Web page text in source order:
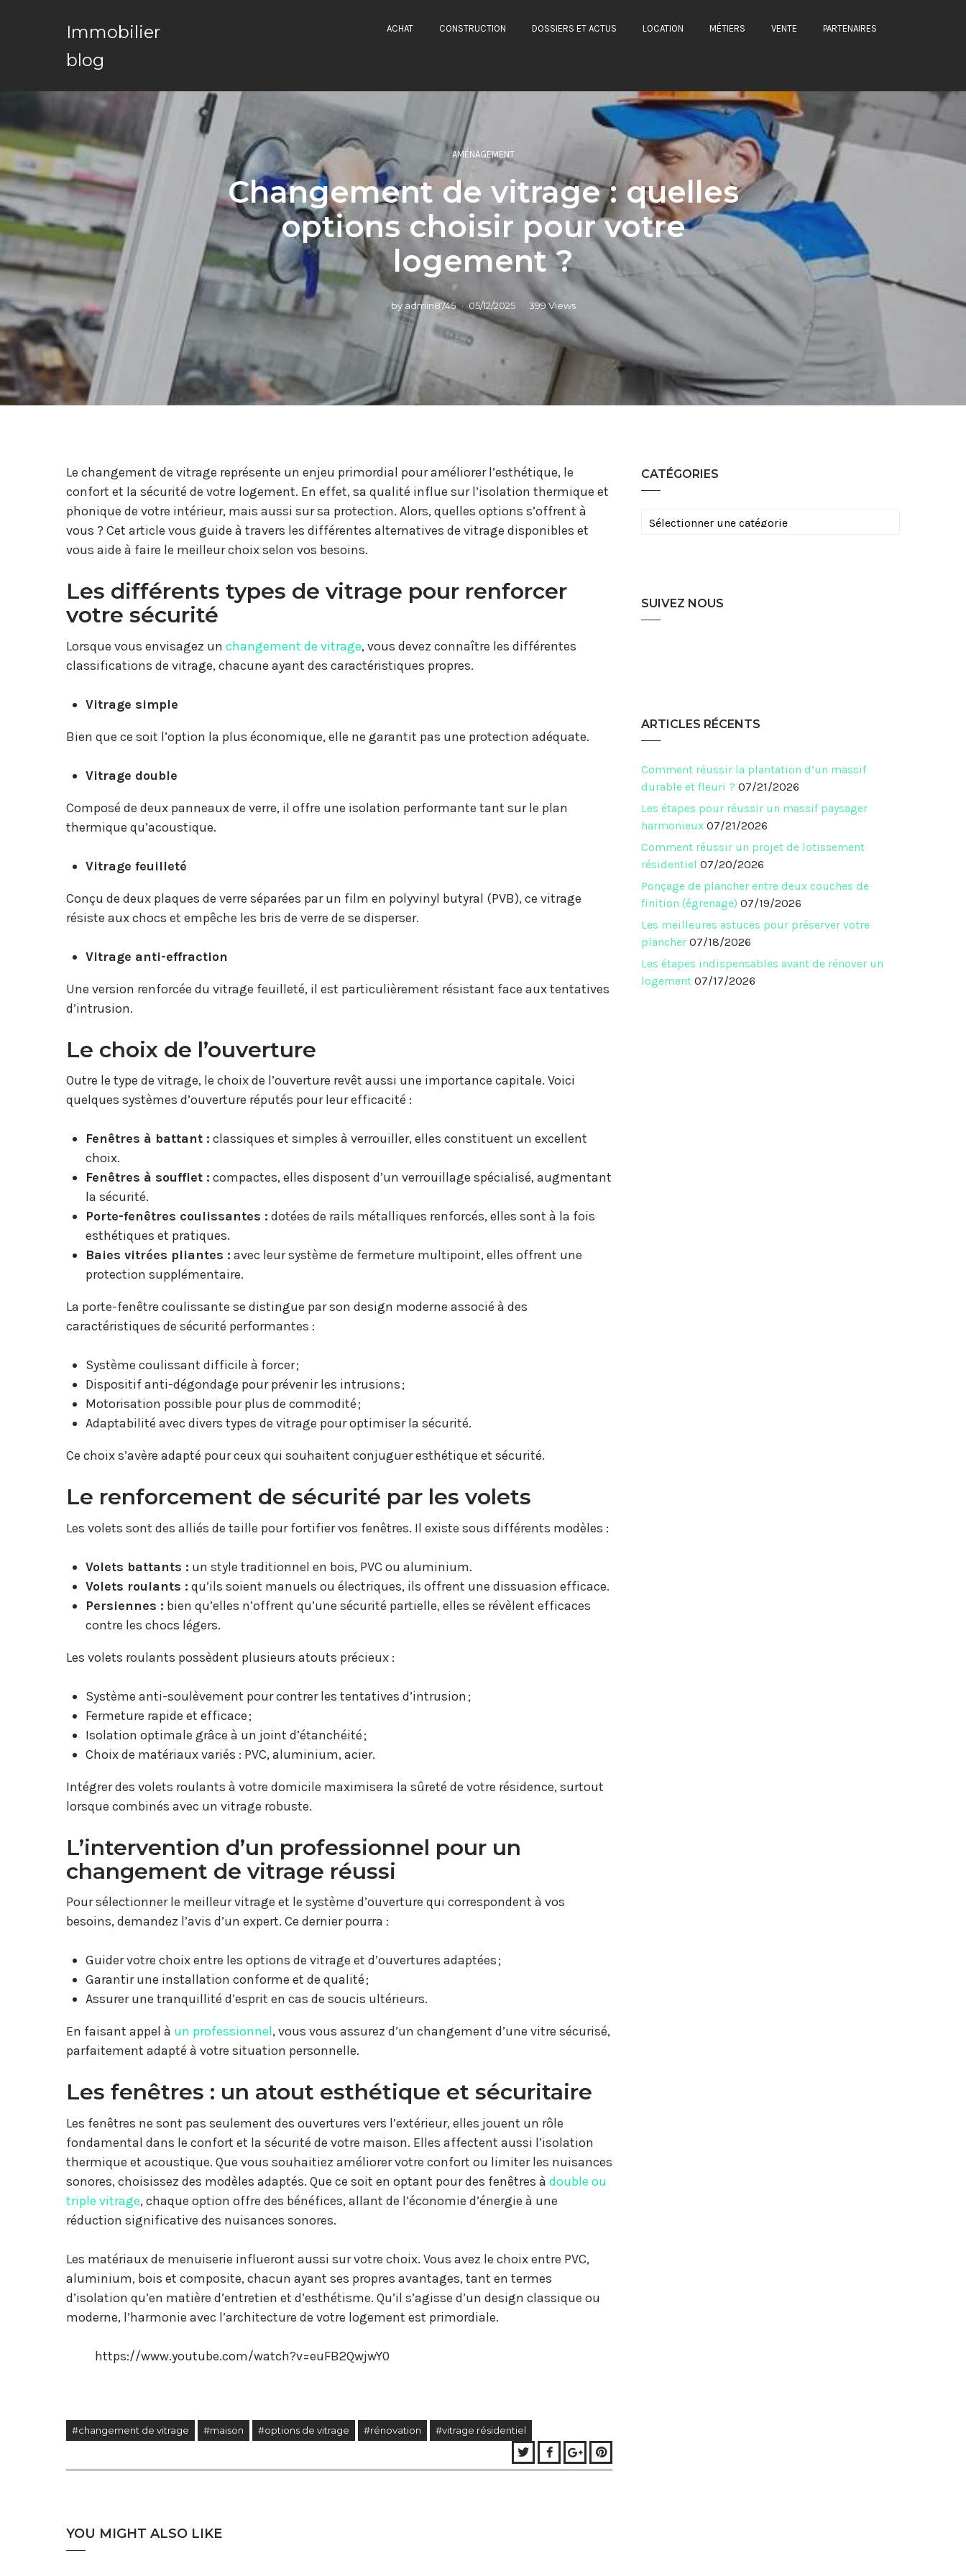
Immobilier
blog
ACHAT CONSTRUCTION DOSSIERS ET ACTUS LOCATION MÉTIERS VENTE PARTENAIRES
AMÉNAGEMENT
Changement de vitrage : quelles
options choisir pour votre
logement ?
byadmin8745 05/12/2025 399 Views
Le changement de vitrage représente un enjeu primordial pour améliorer l’esthétique, le
confort et la sécurité de votre logement. En effet, sa qualité influe sur l’isolation thermique et
phonique de votre intérieur, mais aussi sur sa protection. Alors, quelles options s’offrent à
vous ? Cet article vous guide à travers les différentes alternatives de vitrage disponibles et
vous aide à faire le meilleur choix selon vos besoins.
Les différents types de vitrage pour renforcer
votre sécurité
Lorsque vous envisagez un changement de vitrage, vous devez connaître les différentes
classifications de vitrage, chacune ayant des caractéristiques propres.
Vitrage simple
Bien que ce soit l’option la plus économique, elle ne garantit pas une protection adéquate.
Vitrage double
Composé de deux panneaux de verre, il offre une isolation performante tant sur le plan
thermique qu’acoustique.
Vitrage feuilleté
Conçu de deux plaques de verre séparées par un film en polyvinyl butyral (PVB), ce vitrage
résiste aux chocs et empêche les bris de verre de se disperser.
Vitrage anti-effraction
Une version renforcée du vitrage feuilleté, il est particulièrement résistant face aux tentatives
d’intrusion.
Le choix de l’ouverture
Outre le type de vitrage, le choix de l’ouverture revêt aussi une importance capitale. Voici
quelques systèmes d’ouverture réputés pour leur efficacité :
Fenêtres à battant : classiques et simples à verrouiller, elles constituent un excellent
choix.
Fenêtres à soufflet : compactes, elles disposent d’un verrouillage spécialisé, augmentant
la sécurité.
Porte-fenêtres coulissantes : dotées de rails métalliques renforcés, elles sont à la fois
esthétiques et pratiques.
Baies vitrées pliantes : avec leur système de fermeture multipoint, elles offrent une
protection supplémentaire.
La porte-fenêtre coulissante se distingue par son design moderne associé à des
caractéristiques de sécurité performantes :
Système coulissant difficile à forcer ;
Dispositif anti-dégondage pour prévenir les intrusions ;
Motorisation possible pour plus de commodité ;
Adaptabilité avec divers types de vitrage pour optimiser la sécurité.
Ce choix s’avère adapté pour ceux qui souhaitent conjuguer esthétique et sécurité.
Le renforcement de sécurité par les volets
Les volets sont des alliés de taille pour fortifier vos fenêtres. Il existe sous différents modèles :
Volets battants : un style traditionnel en bois, PVC ou aluminium.
Volets roulants : qu’ils soient manuels ou électriques, ils offrent une dissuasion efficace.
Persiennes : bien qu’elles n’offrent qu’une sécurité partielle, elles se révèlent efficaces
contre les chocs légers.
Les volets roulants possèdent plusieurs atouts précieux :
Système anti-soulèvement pour contrer les tentatives d’intrusion ;
Fermeture rapide et efficace ;
Isolation optimale grâce à un joint d’étanchéité ;
Choix de matériaux variés : PVC, aluminium, acier.
Intégrer des volets roulants à votre domicile maximisera la sûreté de votre résidence, surtout
lorsque combinés avec un vitrage robuste.
L’intervention d’un professionnel pour un
changement de vitrage réussi
Pour sélectionner le meilleur vitrage et le système d’ouverture qui correspondent à vos
besoins, demandez l’avis d’un expert. Ce dernier pourra :
Guider votre choix entre les options de vitrage et d’ouvertures adaptées ;
Garantir une installation conforme et de qualité ;
Assurer une tranquillité d’esprit en cas de soucis ultérieurs.
En faisant appel à un professionnel, vous vous assurez d’un changement d’une vitre sécurisé,
parfaitement adapté à votre situation personnelle.
Les fenêtres : un atout esthétique et sécuritaire
Les fenêtres ne sont pas seulement des ouvertures vers l’extérieur, elles jouent un rôle
fondamental dans le confort et la sécurité de votre maison. Elles affectent aussi l’isolation
thermique et acoustique. Que vous souhaitiez améliorer votre confort ou limiter les nuisances
sonores, choisissez des modèles adaptés. Que ce soit en optant pour des fenêtres à double ou
triple vitrage, chaque option offre des bénéfices, allant de l’économie d’énergie à une
réduction significative des nuisances sonores.
Les matériaux de menuiserie influeront aussi sur votre choix. Vous avez le choix entre PVC,
aluminium, bois et composite, chacun ayant ses propres avantages, tant en termes
d’isolation qu’en matière d’entretien et d’esthétisme. Qu’il s’agisse d’un design classique ou
moderne, l’harmonie avec l’architecture de votre logement est primordiale.
https://www.youtube.com/watch?v=euFB2QwjwY0
#changement de vitrage #maison #options de vitrage #rénovation #vitrage résidentiel
TwitterFacebook
Google+Pinterest
YOU MIGHT ALSO LIKE
CATÉGORIES
Catégories
SUIVEZ NOUS
ARTICLES RÉCENTS
Comment réussir la plantation d’un massif
durable et fleuri ? 07/21/2026
Les étapes pour réussir un massif paysager
harmonieux 07/21/2026
Comment réussir un projet de lotissement
résidentiel 07/20/2026
Ponçage de plancher entre deux couches de
finition (égrenage) 07/19/2026
Les meilleures astuces pour préserver votre
plancher 07/18/2026
Les étapes indispensables avant de rénover un
logement 07/17/2026